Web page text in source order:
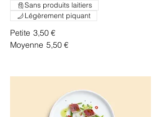
Petite 3,50 €
Moyenne 5,50 €
Sans produits laitiers
Légèrement piquant